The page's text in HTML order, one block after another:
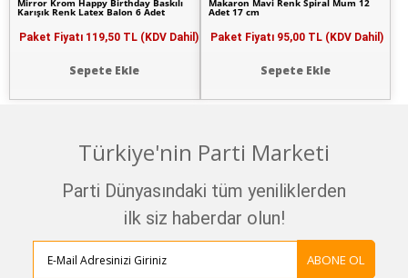
Mirror Krom Happy Birthday Baskılı
Karışık Renk Latex Balon 6 Adet
Paket Fiyatı 119,50 TL (KDV Dahil)
Sepete Ekle
Makaron Mavi Renk Spiral Mum 12
Adet 17 cm
Paket Fiyatı 95,00 TL (KDV Dahil)
Sepete Ekle
Türkiye'nin Parti Marketi
Parti Dünyasındaki tüm yeniliklerden
ilk siz haberdar olun!
ABONE OL